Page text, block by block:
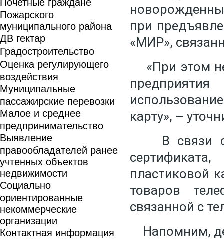
Пожарского
муниципального района
ДВ гектар
Градостроительство
Оценка регулирующего
воздействия
Муниципальные
пассажирские перевозки
Малое и среднее
предпринимательство
Выявление
правообладателей ранее
учтенных объектов
недвижимости
Социально
ориентированные
некоммерческие
организации
Контактная информация
при
«МИР»,
«При этом
карту», –
В связи с
пластиковой
товаров
связанной с
Напомним,